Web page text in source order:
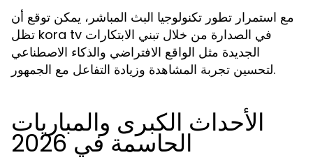
مع استمرار تطور تكنولوجيا البث المباشر، يمكن توقع أن
تظل kora tv في الصدارة من خلال تبني الابتكارات
الجديدة مثل الواقع الافتراضي والذكاء الاصطناعي
لتحسين تجربة المشاهدة وزيادة التفاعل مع الجمهور.
الأحداث الكبرى والمباريات
الحاسمة في 2026